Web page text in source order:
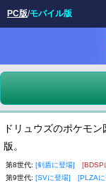
ドリュウズのポケモ
版。
第8世代: [剣盾に登場] [BDSP
第9世代: [SVに登場] [PLZAに
PC版/モバイル版